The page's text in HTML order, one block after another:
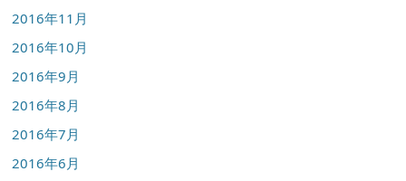
2016年11月
2016年10月
2016年9月
2016年8月
2016年7月
2016年6月